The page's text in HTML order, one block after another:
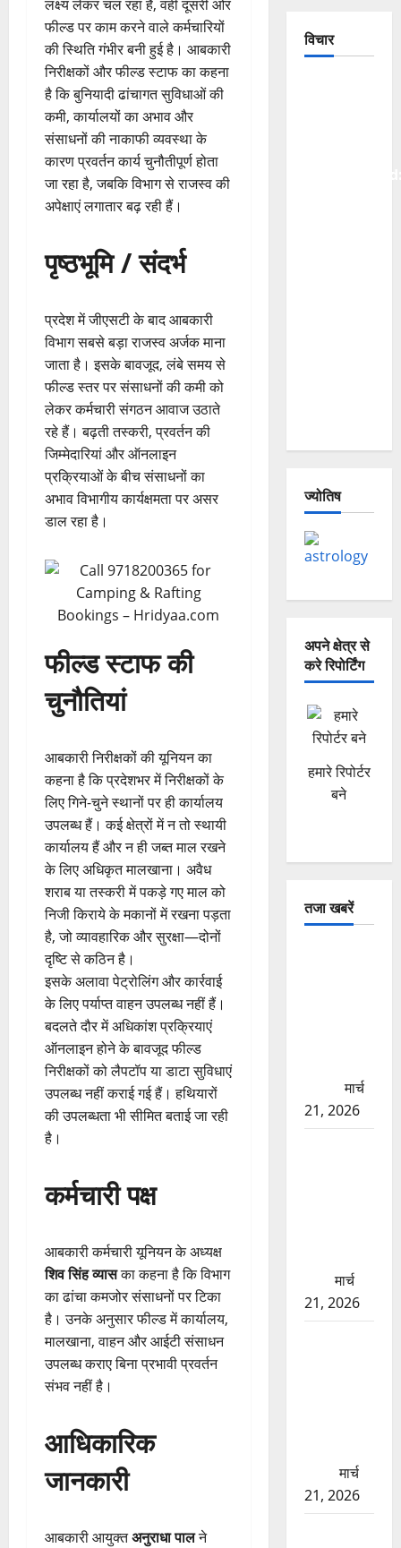
लक्ष्य लेकर चल रहा है, वहीं दूसरी ओर
फील्ड पर काम करने वाले कर्मचारियों
की स्थिति गंभीर बनी हुई है। आबकारी
निरीक्षकों और फील्ड स्टाफ का कहना
है कि बुनियादी ढांचागत सुविधाओं की
कमी, कार्यालयों का अभाव और
संसाधनों की नाकाफी व्यवस्था के
कारण प्रवर्तन कार्य चुनौतीपूर्ण होता
जा रहा है, जबकि विभाग से राजस्व की
अपेक्षाएं लगातार बढ़ रही हैं।
पृष्ठभूमि / संदर्भ
प्रदेश में जीएसटी के बाद आबकारी
विभाग सबसे बड़ा राजस्व अर्जक माना
जाता है। इसके बावजूद, लंबे समय से
फील्ड स्तर पर संसाधनों की कमी को
लेकर कर्मचारी संगठन आवाज उठाते
रहे हैं। बढ़ती तस्करी, प्रवर्तन की
जिम्मेदारियां और ऑनलाइन
प्रक्रियाओं के बीच संसाधनों का
अभाव विभागीय कार्यक्षमता पर असर
डाल रहा है।
फील्ड स्टाफ की
चुनौतियां
आबकारी निरीक्षकों की यूनियन का
कहना है कि प्रदेशभर में निरीक्षकों के
लिए गिने-चुने स्थानों पर ही कार्यालय
उपलब्ध हैं। कई क्षेत्रों में न तो स्थायी
कार्यालय हैं और न ही जब्त माल रखने
के लिए अधिकृत मालखाना। अवैध
शराब या तस्करी में पकड़े गए माल को
निजी किराये के मकानों में रखना पड़ता
है, जो व्यावहारिक और सुरक्षा—दोनों
दृष्टि से कठिन है।
इसके अलावा पेट्रोलिंग और कार्रवाई
के लिए पर्याप्त वाहन उपलब्ध नहीं हैं।
बदलते दौर में अधिकांश प्रक्रियाएं
ऑनलाइन होने के बावजूद फील्ड
निरीक्षकों को लैपटॉप या डाटा सुविधाएं
उपलब्ध नहीं कराई गई हैं। हथियारों
की उपलब्धता भी सीमित बताई जा रही
है।
कर्मचारी पक्ष
आबकारी कर्मचारी यूनियन के अध्यक्ष
शिव सिंह व्यासका कहना है कि विभाग
का ढांचा कमजोर संसाधनों पर टिका
है। उनके अनुसार फील्ड में कार्यालय,
मालखाना, वाहन और आईटी संसाधन
उपलब्ध कराए बिना प्रभावी प्रवर्तन
संभव नहीं है।
आधिकारिक
जानकारी
आबकारी आयुक्तअनुराधा पालने
विचार
ज्योतिष
अपने क्षेत्र से
करे रिपोर्टिंग
हमारे रिपोर्टर
बने
तजा खबरें
मार्च
21, 2026
मार्च
21, 2026
मार्च
21, 2026